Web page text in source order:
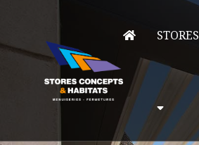
STORES